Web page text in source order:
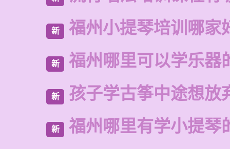
新 福州小提琴培训哪家
新 福州哪里可以学乐器
新 孩子学古筝中途想放
新 福州哪里有学小提琴